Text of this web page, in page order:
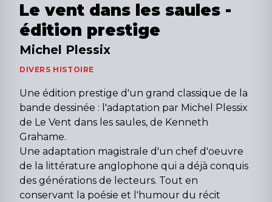
Le vent dans les saules -
édition prestige
Michel Plessix
DIVERS HISTOIRE
Une édition prestige d'un grand classique de la
bande dessinée : l'adaptation par Michel Plessix
de Le Vent dans les saules, de Kenneth
Grahame.
Une adaptation magistrale d'un chef d'oeuvre
de la littérature anglophone qui a déjà conquis
des générations de lecteurs. Tout en
conservant la poésie et l'humour du récit